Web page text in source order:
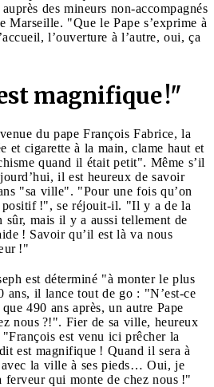
des mineurs non-accompagnés
Marseille. "Que le Pape s’exprime à
l’ouverture à l’autre, oui, ça
magnifique !"
du pape François Fabrice, la
et cigarette à la main, clame haut et
quand il était petit". Même s’il
il est heureux de savoir
"sa ville". "Pour une fois qu’on
positif !", se réjouit-il. "Il y a de la
mais il y a aussi tellement de
! Savoir qu’il est là va nous
!"
est déterminé "à monter le plus
ans, il lance tout de go : "N’est-ce
490 ans après, un autre Pape
nous ?!". Fier de sa ville, heureux
est venu ici prêcher la
est magnifique ! Quand il sera à
la ville à ses pieds… Oui, je
ferveur qui monte de chez nous !"